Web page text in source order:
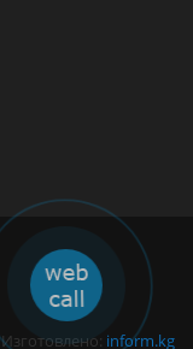
Изготовлено: inform.kg